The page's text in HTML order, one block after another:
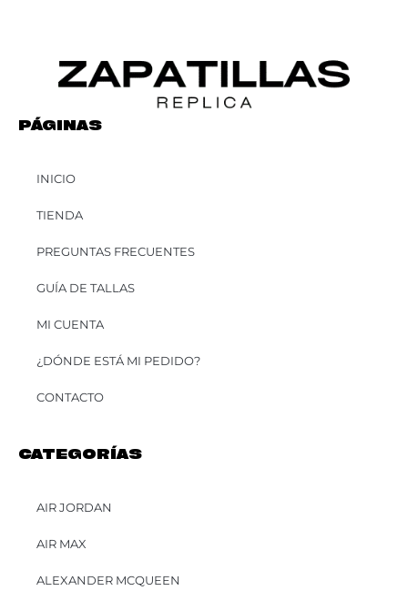
PÁGINAS
INICIO
TIENDA
PREGUNTAS FRECUENTES
GUÍA DE TALLAS
MI CUENTA
¿DÓNDE ESTÁ MI PEDIDO?
CONTACTO
CATEGORÍAS
AIR JORDAN
AIR MAX
ALEXANDER MCQUEEN